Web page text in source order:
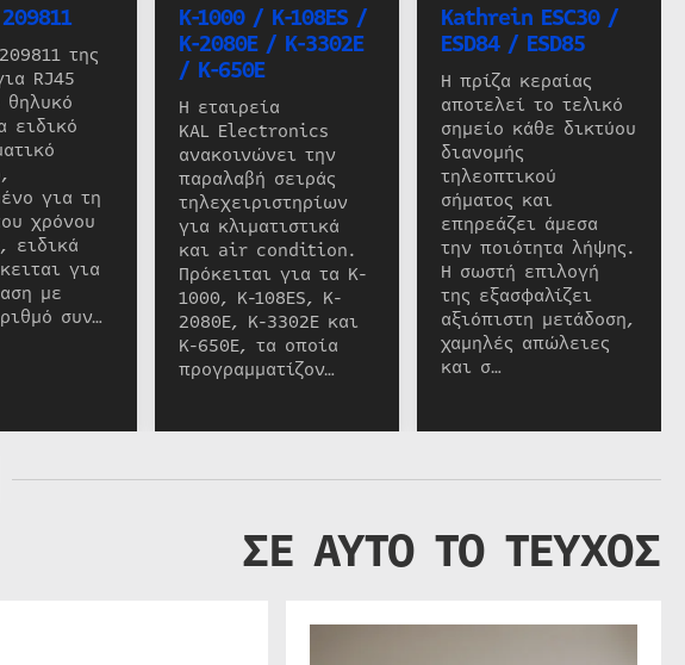
209811
της
RJ45
ειδικό
για τη
χρόνου
ειδικά
για
με
συν…
K-1000 / K-108ES /
K-2080E / K-3302E
/ K-650E
Η εταιρεία
KAL Electronics
ανακοινώνει την
παραλαβή σειράς
τηλεχειριστηρίων
για κλιματιστικά
και air condition.
Πρόκειται για τα K-
1000, K-108ES, K-
2080E, K-3302E και
K-650E, τα οποία
προγραμματίζον…
Kathrein ESC30 /
ESD84 / ESD85
Η πρίζα κεραίας
αποτελεί το τελικό
σημείο κάθε δικτύου
διανομής
τηλεοπτικού
σήματος και
επηρεάζει άμεσα
την ποιότητα λήψης.
Η σωστή επιλογή
της εξασφαλίζει
αξιόπιστη μετάδοση,
χαμηλές απώλειες
και σ…
ΣΕ ΑΥΤΟ ΤΟ ΤΕΥΧΟΣ